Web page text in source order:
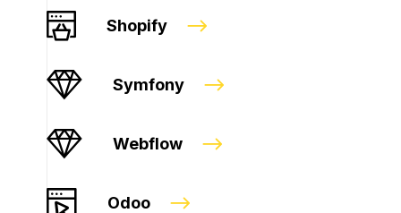
Shopify
Symfony
Webflow
Odoo